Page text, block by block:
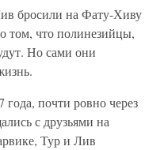
бросили на Фату-Хиву
том, что полинезийцы,
Но сами они
года, почти ровно через
с друзьями на
Тур и Лив